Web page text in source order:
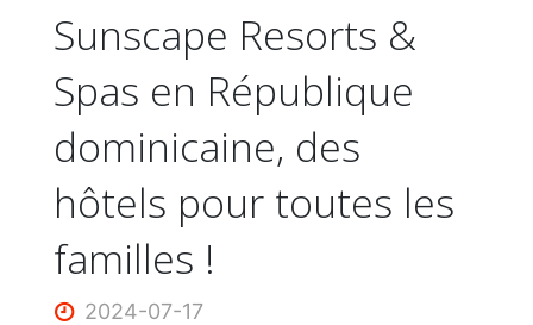
Resorts"
Sunscape Resorts &
Spas en République
dominicaine, des
hôtels pour toutes les
familles !
2024-07-17